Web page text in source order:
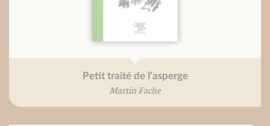
Petit traité de l'asperge
Martin Fache